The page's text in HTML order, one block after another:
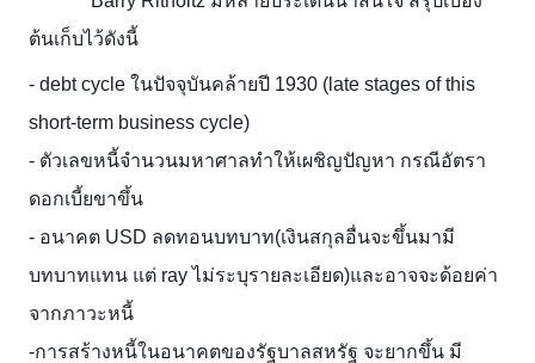
ต้นเก็บไว้ดังนี้
- debt cycle ในปัจจุบันคล้ายปี 1930 (late stages of this
short-term business cycle)
- ตัวเลขหนี้จำนวนมหาศาลทำให้เผชิญปัญหา กรณีอัตรา
ดอกเบี้ยขาขึ้น
- อนาคต USD ลดทอนบทบาท(เงินสกุลอื่นจะขึ้นมามี
บทบาทแทน แต่ ray ไม่ระบุรายละเอียด)และอาจจะด้อยค่า
จากภาวะหนี้
-การสร้างหนี้ในอนาคตของรัฐบาลสหรัฐ จะยากขึ้น มี